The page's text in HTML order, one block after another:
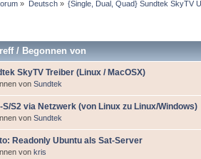
» Deutsch» {Single, Dual, Quad} Sundtek SkyTV
/Begonnen von
SkyTV Treiber (Linux / MacOSX)
von Sundtek
S/S2 via Netzwerk (von Linux zu Linux/Windows)
von Sundtek
Readonly Ubuntu als Sat-Server
von kris